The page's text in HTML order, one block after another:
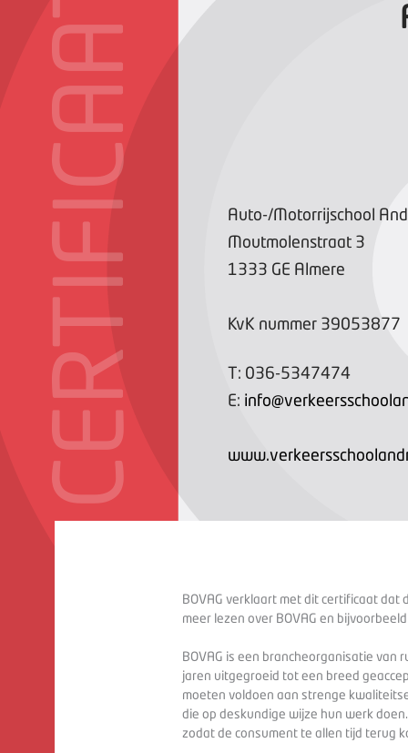
CERTIFICAAT
Auto-/Motorrijschool
Moutmolenstraat 3
1333 GE Almere
KvK nummer 39053877
T: 036-5347474
E:
BOVAG verklaart met dit certificaat dat
meer lezen over BOVAG en
BOVAG is een brancheorganisatie van
jaren uitgegroeid tot een breed
moeten voldoen aan strenge
die op deskundige wijze hun werk
zodat de consument te allen tijd terug